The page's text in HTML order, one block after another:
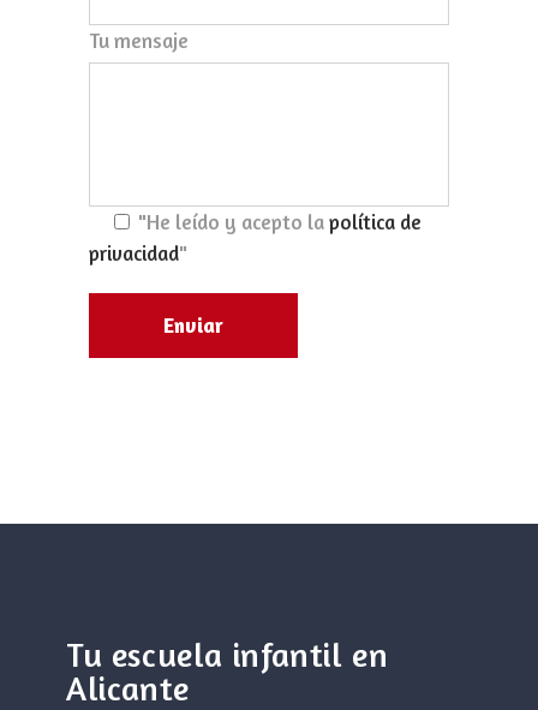
Tu mensaje
"He leído y acepto lapolítica de
privacidad"
Tu escuela infantil en
Alicante